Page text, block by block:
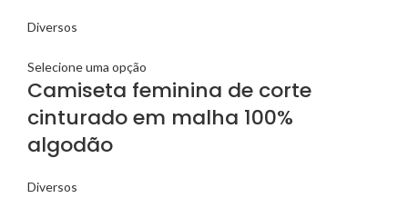
Diversos
Selecione uma opção
Camiseta feminina de corte
cinturado em malha 100%
algodão
Diversos